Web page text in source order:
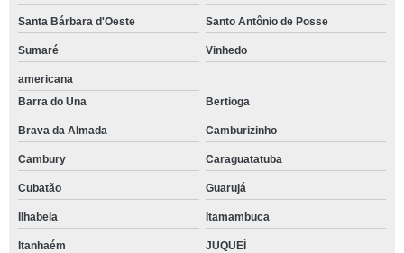
Santa Bárbara d'Oeste Santo Antônio de Posse
Sumaré Vinhedo
americana
Barra do Una
Bertioga
Brava da Almada Camburizinho
Cambury Caraguatatuba
Cubatão Guarujá
Ilhabela Itamambuca
Itanhaém JUQUEÍ